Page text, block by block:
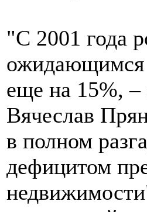
"С 2001 года
ожидающимся
еще на 15%, –
Вячеслав
в полном
дефицитом